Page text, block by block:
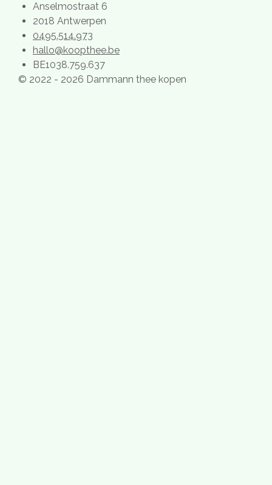
Anselmostraat 6
2018 Antwerpen
0495.514.973
hallo@koopthee.be
BE1038.759.637
© 2022 - 2026 Dammann thee kopen